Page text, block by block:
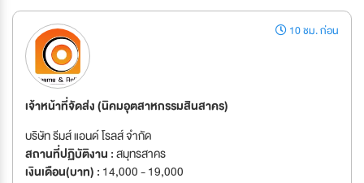
10 ชม. ก่อน
เจ้าหน้าที่จัดส่ง (นิคมอุตสาหกรรมสินสาคร)
บริษัท รีมส์ แอนด์ โรลส์ จำกัด
สถานที่ปฏิบัติงาน :สมุทรสาคร
เงินเดือน(บาท) : 14,000 - 19,000